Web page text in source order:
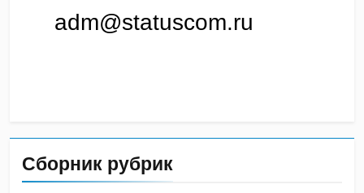
adm@statuscom.ru
Сборник рубрик